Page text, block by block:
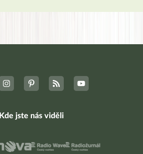
Kde jste nás viděli